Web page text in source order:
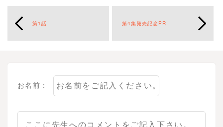
第1話 第4集発売記念PR
お名前：